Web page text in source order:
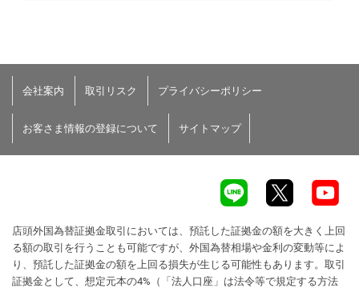
会社案内 取引リスク プライバシーポリシー
お客さま情報の登録について サイトマップ
店頭外国為替証拠金取引においては、預託した証拠金の額を大きく上回
る額の取引を行うことも可能ですが、外国為替相場や金利の変動等によ
り、預託した証拠金の額を上回る損失が生じる可能性もあります。取引
証拠金として、想定元本の4%（「法人口座」は法令等で規定する方法